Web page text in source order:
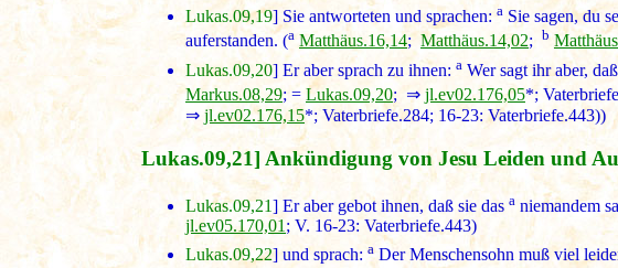
Lukas.09,19] Sie antworteten und sprachen: a Sie sagen, du
auferstanden. (a Matthäus.16,14; Matthäus.14,02; b
Lukas.09,20] Er aber sprach zu ihnen: a Wer sagt ihr aber,
Markus.08,29; = Lukas.09,20; ⇒ jl.ev02.176,05*;
⇒ jl.ev02.176,15*; Vaterbriefe.284; 16-23: Vaterbriefe.443))
Lukas.09,21] Ankündigung von Jesu Leiden und
Lukas.09,21] Er aber gebot ihnen, daß sie das a niemandem
jl.ev05.170,01 ; V. 16-23: Vaterbriefe.443)
Lukas.09,22] und sprach: aDer Menschensohn muß viel